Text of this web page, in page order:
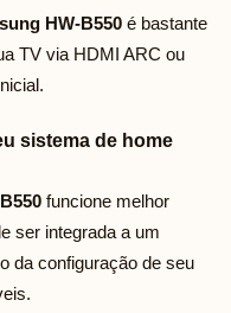
HW-B550 é bastante
TV via HDMI ARC ou
sistema de home
funcione melhor
ser integrada a um
da configuração de seu